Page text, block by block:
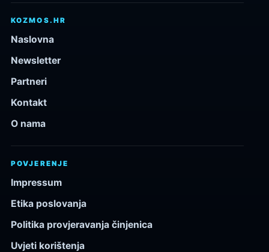
KOZMOS.HR
Naslovna
Newsletter
Partneri
Kontakt
O nama
POVJERENJE
Impressum
Etika poslovanja
Politika provjeravanja činjenica
Uvjeti korištenja